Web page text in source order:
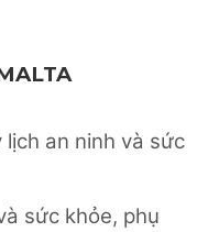
an ninh và sức
sức khỏe, phụ